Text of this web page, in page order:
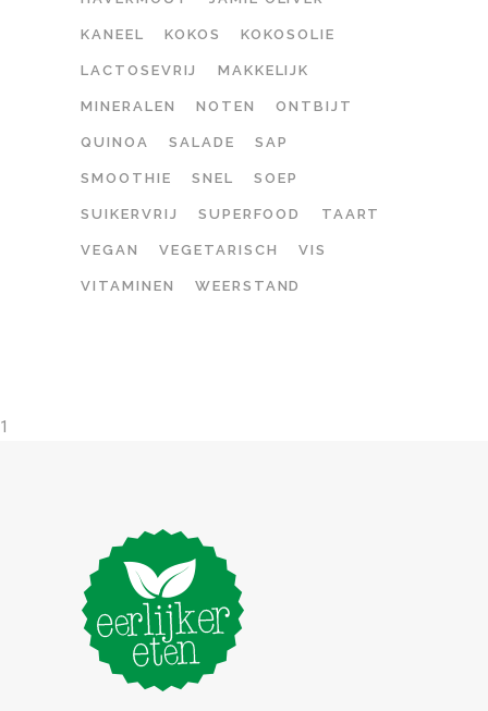
KANEEL KOKOS KOKOSOLIE
LACTOSEVRIJ MAKKELIJK
MINERALEN NOTEN ONTBIJT
QUINOA SALADE SAP
SMOOTHIE SNEL SOEP
SUIKERVRIJ SUPERFOOD TAART
VEGAN VEGETARISCH VIS
VITAMINEN WEERSTAND
1